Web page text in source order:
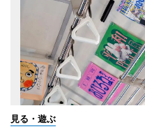
見る・遊ぶ